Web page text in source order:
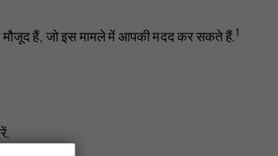
मौजूद हैं, जो इस मामले में आपकी मदद कर सकते हैं.1